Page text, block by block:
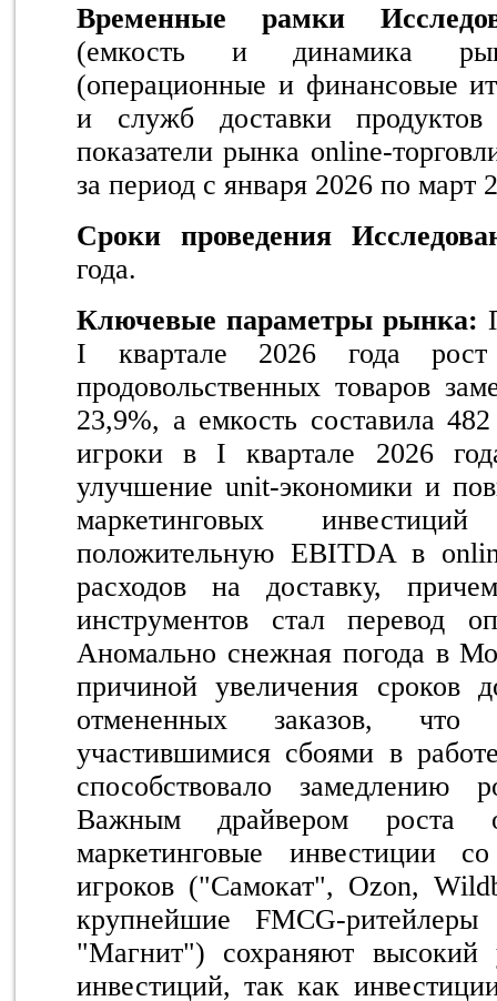
Временные рамки
(емкость и динамика
(операционные и финансовые
и служб доставки продуктов
показатели рынка online-
за период с января 2026 по март
Сроки проведения
года.
Ключевые параметры рынка:
I квартале 2026 года
продовольственных товаров
23,9%, а емкость составила
игроки в I квартале 2026
улучшение unit-экономики и
маркетинговых
положительную EBITDA в
расходов на доставку,
инструментов стал перевод
Аномально снежная погода в
причиной увеличения сроков
отмененных заказов,
участившимися сбоями в
способствовало замедлению
Важным драйвером роста
маркетинговые инвестиции
игроков ("Самокат", Ozon,
крупнейшие FMCG-
"Магнит") сохраняют высокий
инвестиций, так как